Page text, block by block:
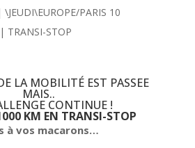
\JEUDI\EUROPE/PARIS 10
| TRANSI-STOP
LA MOBILITÉ EST PASSEE
MAIS..
CONTINUE !
KM EN TRANSI-STOP
à vos macarons…